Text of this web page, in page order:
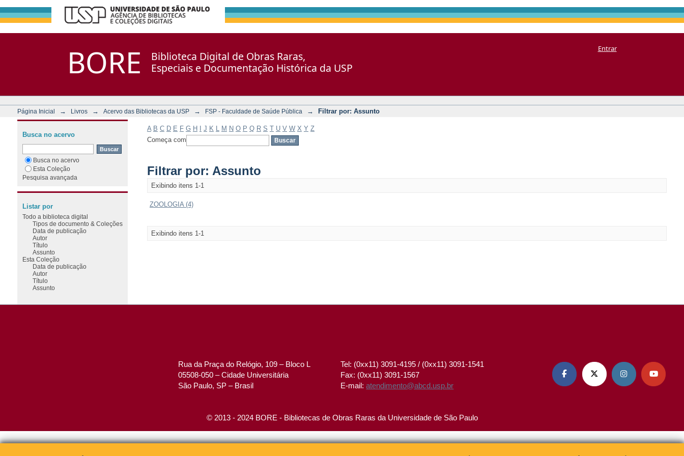
BORE
Biblioteca Digital de Obras Raras,
Especiais e Documentação Histórica da USP
Entrar
Página Inicial → Livros → Acervo das Bibliotecas da USP → FSP - Faculdade de Saúde Pública → Filtrar por: Assunto
A B C D E F G H J K M N O P Q R S T U V W X Y Z
Começa com
Filtrar por: Assunto
Exibindo itens 1-1
ZOOLOGIA (4)
Exibindo itens 1-1
Busca no acervo
Busca no acervo
Esta Coleção
Pesquisa avançada
Listar por
Todo a biblioteca digital
Tipos de documento & Coleções
Data de publicação
Autor
Título
Assunto
Esta Coleção
Data de publicação
Autor
Título
Assunto
Rua da Praça do Relógio, 109 – Bloco L
05508-050 – Cidade Universitária
São Paulo, SP – Brasil
Tel: (0xx11) 3091-4195 / (0xx11) 3091-1541
Fax: (0xx11) 3091-1567
E-mail:atendimento@abcd.usp.br
   
© 2013 - 2024 BORE - Bibliotecas de Obras Raras da Universidade de São Paulo